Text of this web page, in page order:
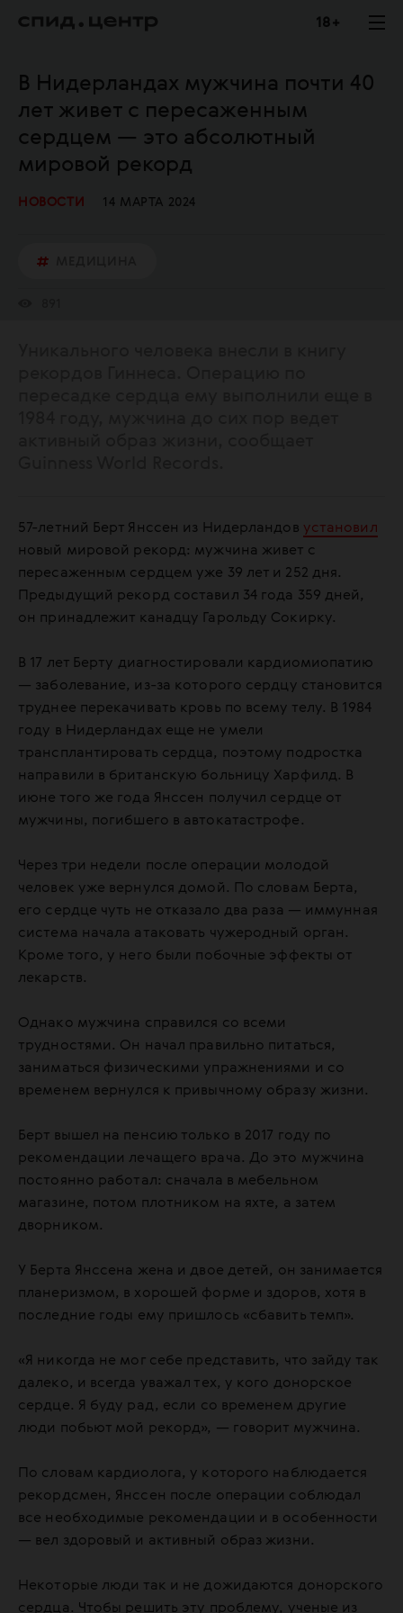
18 +
В Нидерландах мужчина почти 40
лет живет с пересаженным
сердцем — это абсолютный
мировой рекорд
НОВОСТИ 14 МАРТА 2024
57-летний Берт Янссен из Нидерландов установил
новый мировой рекорд: мужчина живет с
пересаженным сердцем уже 39 лет и 252 дня.
Предыдущий рекорд составил 34 года 359 дней,
он принадлежит канадцу Гарольду Сокирку.
В 17 лет Берту диагностировали кардиомиопатию
— заболевание, из-за которого сердцу становится
труднее перекачивать кровь по всему телу. В 1984
году в Нидерландах еще не умели
трансплантировать сердца, поэтому подростка
направили в британскую больницу Харфилд. В
июне того же года Янссен получил сердце от
мужчины, погибшего в автокатастрофе.
Через три недели после операции молодой
человек уже вернулся домой. По словам Берта,
его сердце чуть не отказало два раза — иммунная
система начала атаковать чужеродный орган.
Кроме того, у него были побочные эффекты от
лекарств.
Однако мужчина справился со всеми
трудностями. Он начал правильно питаться,
заниматься физическими упражнениями и со
временем вернулся к привычному образу жизни.
Берт вышел на пенсию только в 2017 году по
рекомендации лечащего врача. До это мужчина
постоянно работал: сначала в мебельном
магазине, потом плотником на яхте, а затем
дворником.
У Берта Янссена жена и двое детей, он занимается
планеризмом, в хорошей форме и здоров, хотя в
последние годы ему пришлось «сбавить темп».
«Я никогда не мог себе представить, что зайду так
далеко, и всегда уважал тех, у кого донорское
сердце. Я буду рад, если со временем другие
люди побьют мой рекорд», — говорит мужчина.
По словам кардиолога, у которого наблюдается
рекордсмен, Янссен после операции соблюдал
все необходимые рекомендации и в особенности
— вел здоровый и активный образ жизни.
Некоторые люди так и не дожидаются донорского
сердца. Чтобы решить эту проблему, ученые из